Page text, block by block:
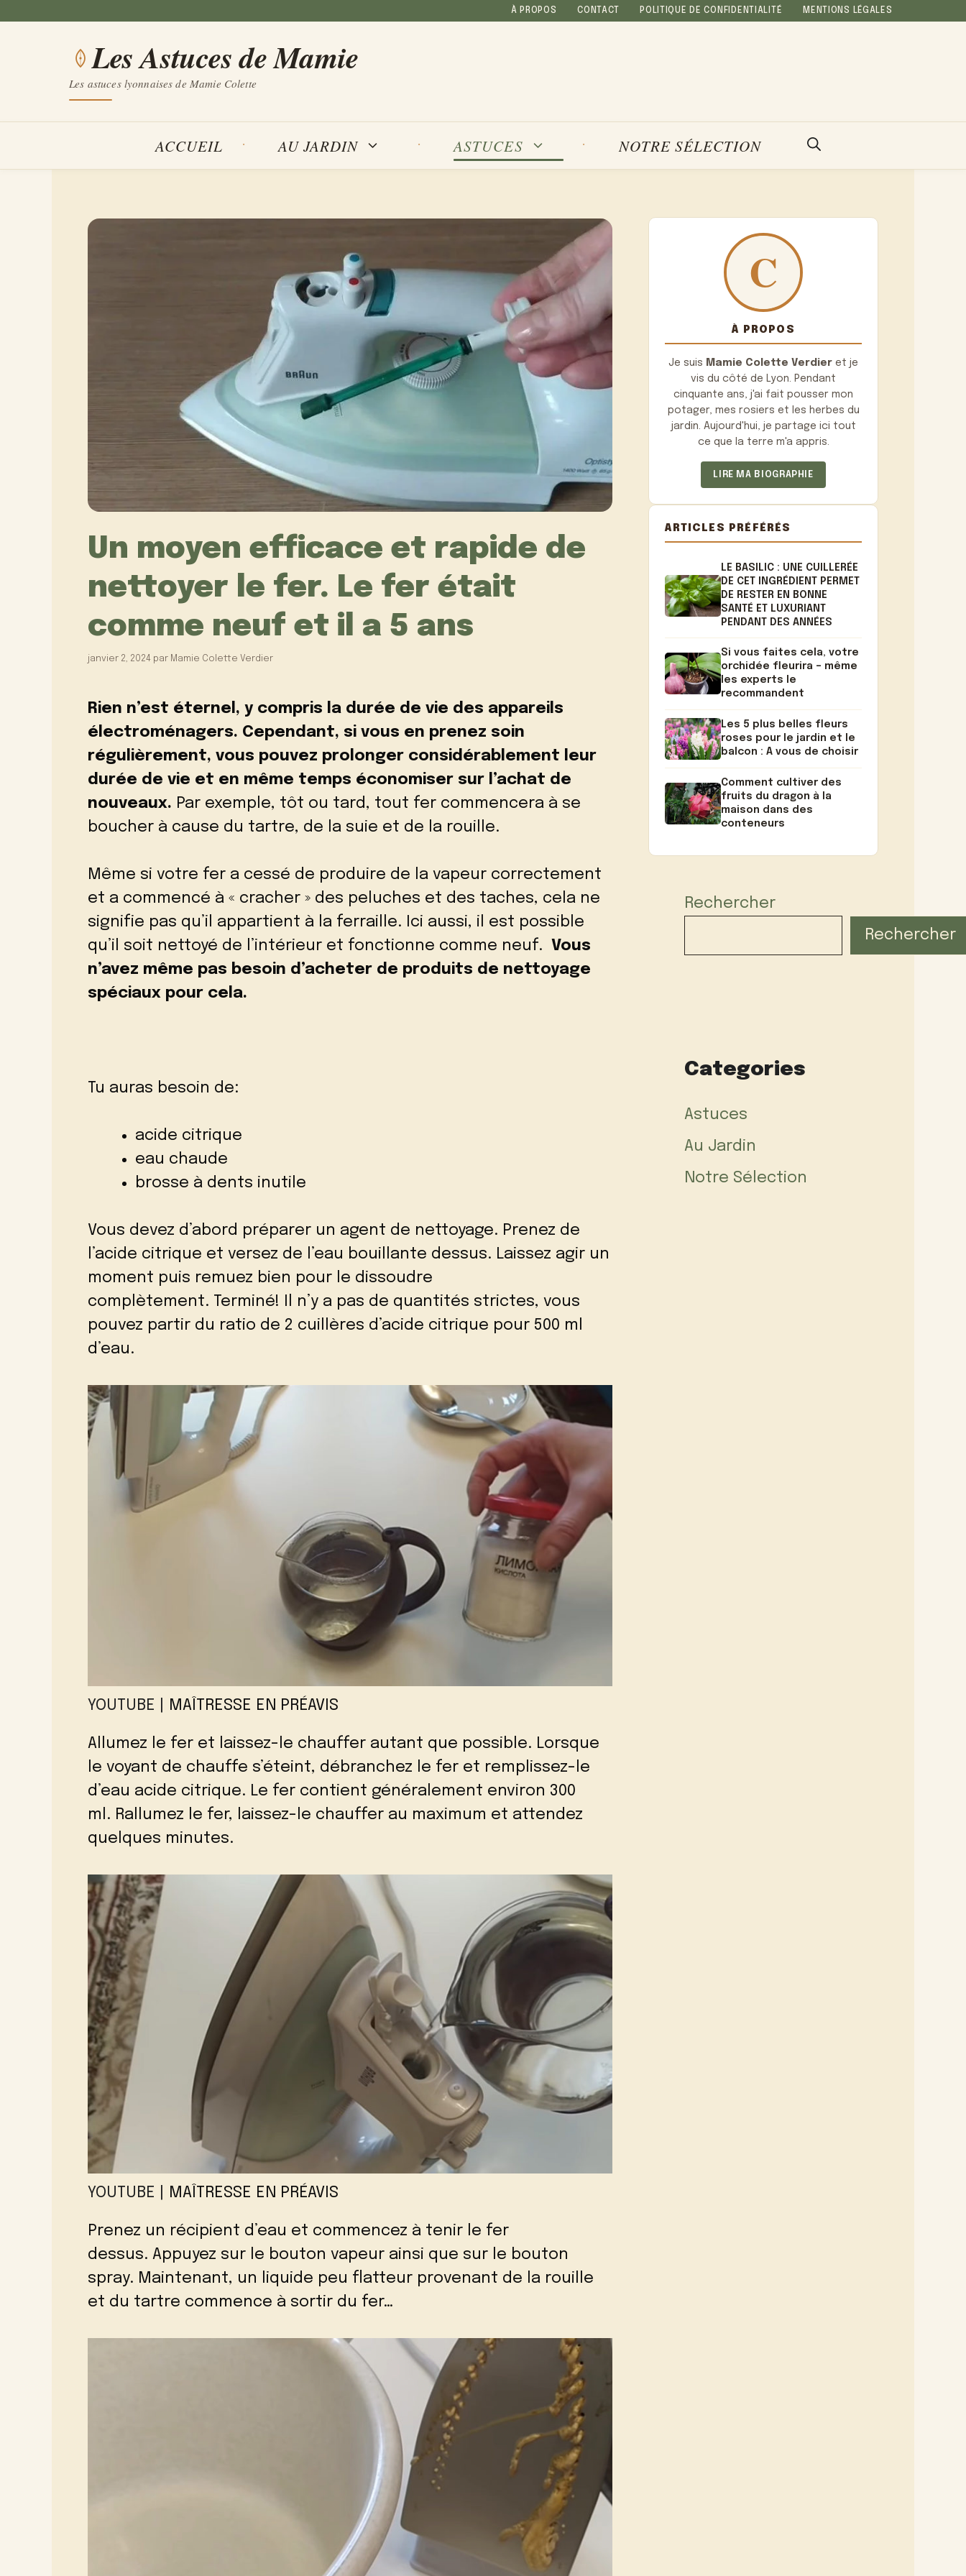
À PROPOS CONTACT POLITIQUE DE CONFIDENTIALITÉ MENTIONS LÉGALES
Les Astuces de Mamie
Les astuces lyonnaises de Mamie Colette
ACCUEIL AU JARDIN ASTUCES NOTRE SÉLECTION
Un moyen efficace et rapide de
nettoyer le fer. Le fer était
comme neuf et il a 5 ans
janvier 2, 2024 par Mamie Colette Verdier
Rien n’est éternel, y compris la durée de vie des appareils
électroménagers. Cependant, si vous en prenez soin
régulièrement, vous pouvez prolonger considérablement leur
durée de vie et en même temps économiser sur l’achat de
nouveaux. Par exemple, tôt ou tard, tout fer commencera à se
boucher à cause du tartre, de la suie et de la rouille.
Même si votre fer a cessé de produire de la vapeur correctement
et a commencé à « cracher » des peluches et des taches, cela ne
signifie pas qu’il appartient à la ferraille. Ici aussi, il est possible
qu’il soit nettoyé de l’intérieur et fonctionne comme neuf. Vous
n’avez même pas besoin d’acheter de produits de nettoyage
spéciaux pour cela.
Tu auras besoin de:
acide citrique
eau chaude
brosse à dents inutile
Vous devez d’abord préparer un agent de nettoyage. Prenez de
l’acide citrique et versez de l’eau bouillante dessus. Laissez agir un
moment puis remuez bien pour le dissoudre
complètement. Terminé! Il n’y a pas de quantités strictes, vous
pouvez partir du ratio de 2 cuillères d’acide citrique pour 500 ml
d’eau.
YOUTUBE | MAÎTRESSE EN PRÉAVIS
Allumez le fer et laissez-le chauffer autant que possible. Lorsque
le voyant de chauffe s’éteint, débranchez le fer et remplissez-le
d’eau acide citrique. Le fer contient généralement environ 300
ml. Rallumez le fer, laissez-le chauffer au maximum et attendez
quelques minutes.
YOUTUBE | MAÎTRESSE EN PRÉAVIS
Prenez un récipient d’eau et commencez à tenir le fer
dessus. Appuyez sur le bouton vapeur ainsi que sur le bouton
spray. Maintenant, un liquide peu flatteur provenant de la rouille
et du tartre commence à sortir du fer…
À PROPOS
Je suis Mamie Colette Verdier et je
vis du côté de Lyon. Pendant
cinquante ans, j'ai fait pousser mon
potager, mes rosiers et les herbes du
jardin. Aujourd'hui, je partage ici tout
ce que la terre m'a appris.
LIRE MA BIOGRAPHIE
ARTICLES PRÉFÉRÉS
LE BASILIC : UNE CUILLERÉE
DE CET INGRÉDIENT PERMET
DE RESTER EN BONNE
SANTÉ ET LUXURIANT
PENDANT DES ANNÉES
Si vous faites cela, votre
orchidée fleurira – même
les experts le
recommandent
Les 5 plus belles fleurs
roses pour le jardin et le
balcon : A vous de choisir
Comment cultiver des
fruits du dragon à la
maison dans des
conteneurs
Rechercher
Rechercher
Categories
Astuces
Au Jardin
Notre Sélection